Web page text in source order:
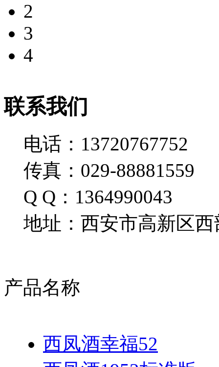
2
3
4
联系我们
电话：13720767752
传真：029-88881559
Q Q：1364990043
地址：西安市高新区西
产品名称
西凤酒幸福52